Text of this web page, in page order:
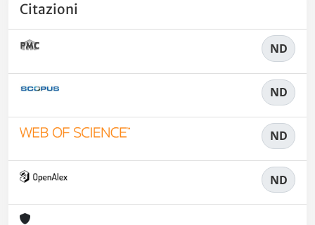
Citazioni
ND
ND
ND
ND